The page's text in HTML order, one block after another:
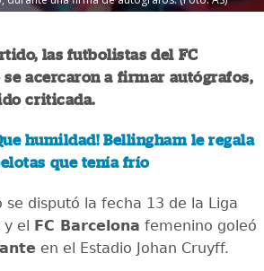
las futbolistas del FC
acercaron a firmar autógrafos,
criticada.
humildad! Bellingham le regala
que tenía frío
se disputó la fecha 13 de la Liga
y el FC Barcelona femenino goleó
en el Estadio Johan Cruyff.